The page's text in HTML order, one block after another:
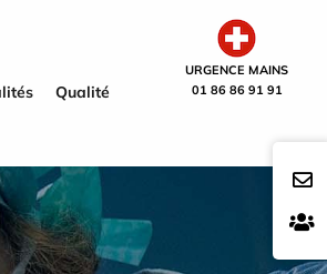
URGENCE MAINS
01 86 86 91 91
Qualité